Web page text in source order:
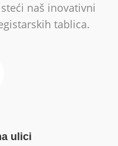
naš inovativni
tablica.
ulici